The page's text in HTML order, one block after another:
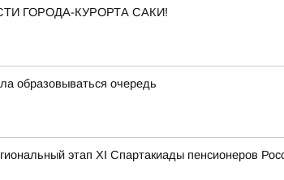
ГОРОДА-КУРОРТА САКИ!
образовываться очередь
этап XI Спартакиады пенсионеров